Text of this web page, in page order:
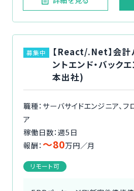
募集中
【React/.Net】会計
ントエンド・バック
本出社)
職種：サーバサイドエンジニア、フ
ア
稼働日数：週5日
報酬： 〜80万円／月
リモート可